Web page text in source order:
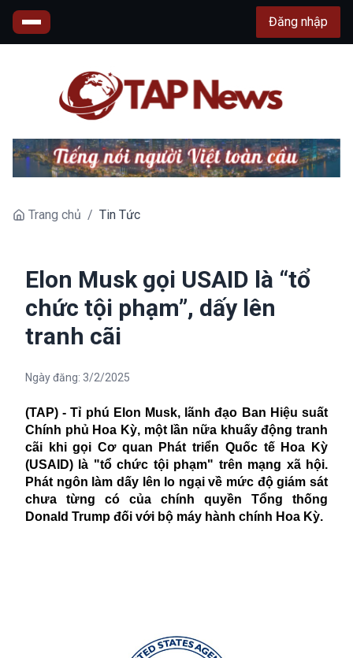
Đăng nhập
Trang chủ / Tin Tức
Elon Musk gọi USAID là “tổ
chức tội phạm”, dấy lên
tranh cãi
Ngày đăng: 3/2/2025
(TAP) - Tỉ phú Elon Musk, lãnh đạo Ban Hiệu suất
Chính phủ Hoa Kỳ, một lần nữa khuấy động tranh
cãi khi gọi Cơ quan Phát triển Quốc tế Hoa Kỳ
(USAID) là "tổ chức tội phạm" trên mạng xã hội.
Phát ngôn làm dấy lên lo ngại về mức độ giám sát
chưa từng có của chính quyền Tổng thống
Donald Trump đối với bộ máy hành chính Hoa Kỳ.